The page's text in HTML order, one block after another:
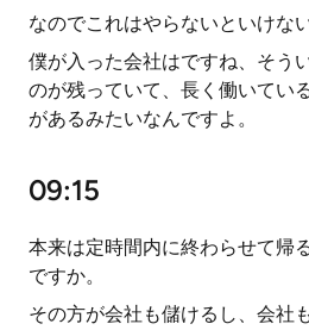
なのでこれはやらないといけな
僕が入った会社はですね、そう
のが残っていて、長く働いてい
があるみたいなんですよ。
09:15
本来は定時間内に終わらせて帰
ですか。
その方が会社も儲けるし、会社